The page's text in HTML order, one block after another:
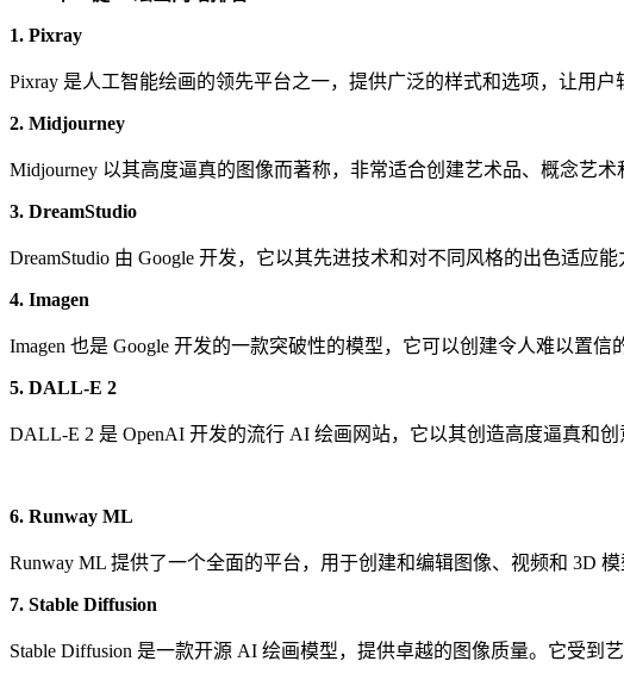
1. Pixray
Pixray 是人工智能绘画的领先平台之一，提供广泛的样式和选项，让用
2. Midjourney
Midjourney 以其高度逼真的图像而著称，非常适合创建艺术品、概念艺
3. DreamStudio
DreamStudio 由 Google 开发，它以其先进技术和对不同风格的出色适应
4. Imagen
Imagen 也是 Google 开发的一款突破性的模型，它可以创建令人难以置
5. DALL-E 2
DALL-E 2 是 OpenAI 开发的流行 AI 绘画网站，它以其创造高度逼真和
6. Runway ML
Runway ML 提供了一个全面的平台，用于创建和编辑图像、视频和 3D
7. Stable Diffusion
Stable Diffusion 是一款开源 AI 绘画模型，提供卓越的图像质量。它受到